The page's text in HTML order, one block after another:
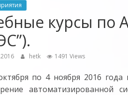
курсы по
hetk 1491 Views
по 4 ноября 2016
автоматизированной